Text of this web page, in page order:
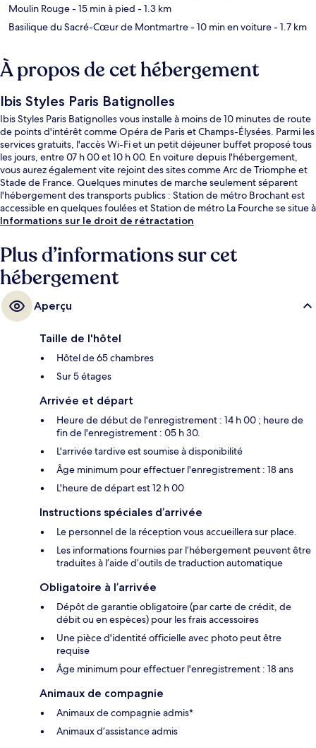
Moulin Rouge- 15 min à pied - 1.3 km
Basilique du Sacré-Cœur de Montmartre- 10 min en voiture- 1.7 km
À propos de cet hébergement
Ibis Styles Paris Batignolles
Ibis Styles Paris Batignolles vous installe à moins de 10 minutes de route
de points d'intérêt comme Opéra de Paris et Champs-Élysées. Parmi les
services gratuits, l'accès Wi-Fi et un petit déjeuner buffet proposé tous
les jours, entre 07 h 00 et 10 h 00. En voiture depuis l'hébergement,
vous aurez également vite rejoint des sites comme Arc de Triomphe et
Stade de France. Quelques minutes de marche seulement séparent
l'hébergement des transports publics : Station de métro Brochant est
accessible en quelques foulées et Station de métro La Fourche se situe à
5 min à pied.
Informations sur le droit de rétractation
Plus d’informations sur cet
hébergement
Aperçu
Taille de l'hôtel
Hôtel de 65 chambres
Sur 5 étages
Arrivée et départ
Heure de début de l'enregistrement : 14 h 00 ; heure de
fin de l'enregistrement : 05 h 30.
L'arrivée tardive est soumise à disponibilité
Âge minimum pour effectuer l'enregistrement : 18 ans
L'heure de départ est 12 h 00
Instructions spéciales d’arrivée
Le personnel de la réception vous accueillera sur place.
Les informations fournies par l’hébergement peuvent être
traduites à l’aide d’outils de traduction automatique
Obligatoire à l’arrivée
Dépôt de garantie obligatoire (par carte de crédit, de
débit ou en espèces) pour les frais accessoires
Une pièce d'identité officielle avec photo peut être
requise
Âge minimum pour effectuer l'enregistrement : 18 ans
Animaux de compagnie
Animaux de compagnie admis*
Animaux d’assistance admis